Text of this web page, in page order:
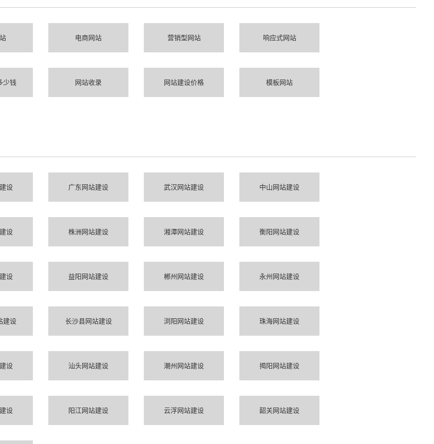
电商网站 营销型网站 响应式网站
少钱 网站收录 网站建设价格 模板网站
设 广东网站建设 武汉网站建设 中山网站建设
设 株洲网站建设 湘潭网站建设 衡阳网站建设
设 益阳网站建设 郴州网站建设 永州网站建设
建设 长沙县网站建设 浏阳网站建设 珠海网站建设
设 汕头网站建设 潮州网站建设 揭阳网站建设
设 阳江网站建设 云浮网站建设 韶关网站建设